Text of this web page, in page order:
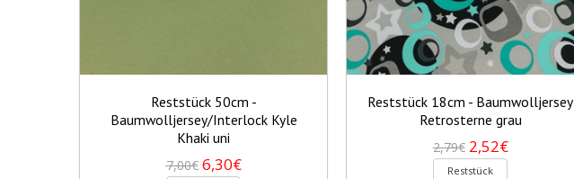
Reststück 50cm -
Baumwolljersey/Interlock Kyle
Khaki uni
7,00€ 6,30€
Reststück 18cm - Baumwolljersey
Retrosterne grau
2,79€ 2,52€
Reststück